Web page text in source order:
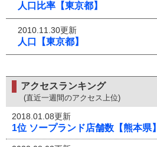
人口比率【東京都】
2010.11.30更新
人口【東京都】
アクセスランキング
(直近一週間のアクセス上位)
2018.01.08更新
1位 ソープランド店舗数【熊本県】